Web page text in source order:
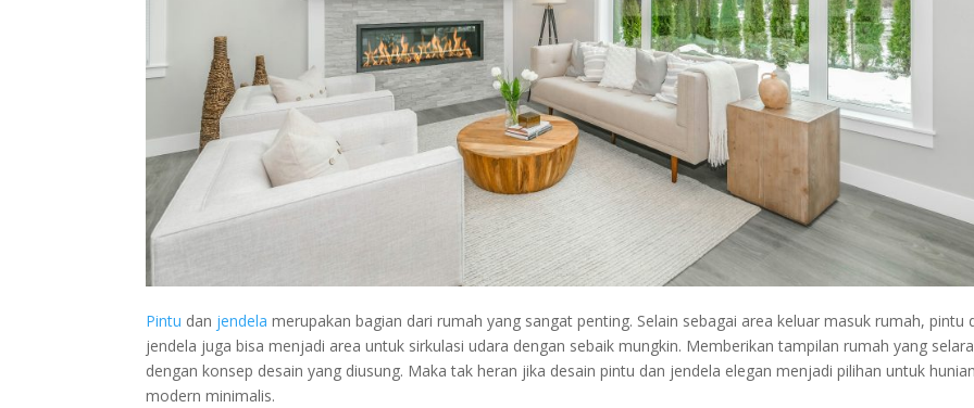
Pintu dan jendelamerupakan bagian dari rumah yang sangat penting. Selain sebagai area keluar masuk rumah, pintu
jendela juga bisa menjadi area untuk sirkulasi udara dengan sebaik mungkin. Memberikan tampilan rumah yang
dengan konsep desain yang diusung. Maka tak heran jika desain pintu dan jendela elegan menjadi pilihan untuk hunian
modern minimalis.